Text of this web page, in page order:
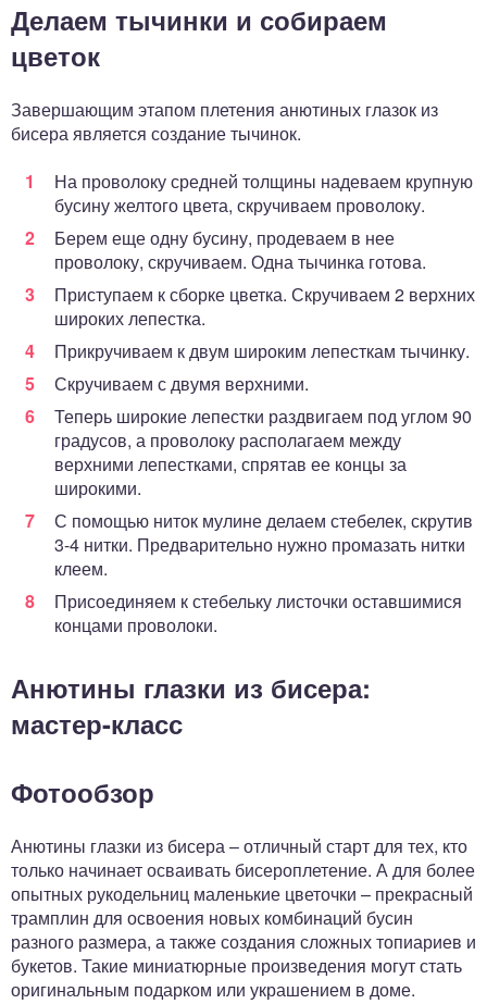
Делаем тычинки и собираем
цветок
Завершающим этапом плетения анютиных глазок из
бисера является создание тычинок.
На проволоку средней толщины надеваем крупную
бусину желтого цвета, скручиваем проволоку.
Берем еще одну бусину, продеваем в нее
проволоку, скручиваем. Одна тычинка готова.
Приступаем к сборке цветка. Скручиваем 2 верхних
широких лепестка.
Прикручиваем к двум широким лепесткам тычинку.
Скручиваем с двумя верхними.
Теперь широкие лепестки раздвигаем под углом 90
градусов, а проволоку располагаем между
верхними лепестками, спрятав ее концы за
широкими.
С помощью ниток мулине делаем стебелек, скрутив
3-4 нитки. Предварительно нужно промазать нитки
клеем.
Присоединяем к стебельку листочки оставшимися
концами проволоки.
Анютины глазки из бисера:
мастер-класс
Фотообзор
Анютины глазки из бисера – отличный старт для тех, кто
только начинает осваивать бисероплетение. А для более
опытных рукодельниц маленькие цветочки – прекрасный
трамплин для освоения новых комбинаций бусин
разного размера, а также создания сложных топиариев и
букетов. Такие миниатюрные произведения могут стать
оригинальным подарком или украшением в доме.